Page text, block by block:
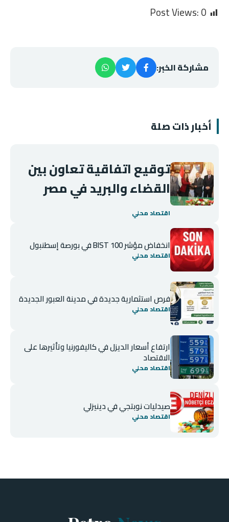
Post Views:0
مشاركة الخبر:
أخبار ذات صلة
توقيع اتفاقية تعاون بين
القضاء والبريد في مصر
اقتصاد محلي
انخفاض مؤشر BIST 100 في بورصة إسطنبول
اقتصاد محلي
فرص استثمارية جديدة في مدينة العبور الجديدة
اقتصاد محلي
ارتفاع أسعار الديزل في كاليفورنيا وتأثيرها على
الاقتصاد
اقتصاد محلي
صيدليات نوبتجي في دينيزلي
اقتصاد محلي